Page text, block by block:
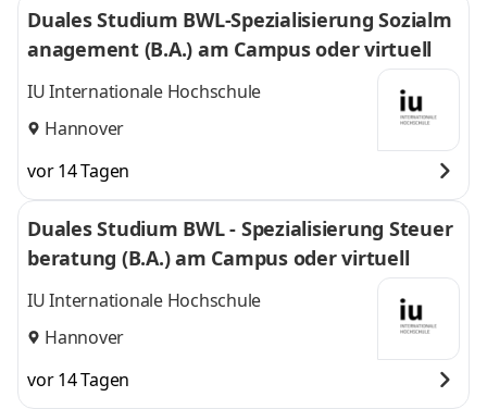
Duales Studium BWL-Spezialisierung Sozialm
anagement (B.A.) am Campus oder virtuell
IU Internationale Hochschule
Hannover
vor 14 Tagen
Duales Studium BWL - Spezialisierung Steuer
beratung (B.A.) am Campus oder virtuell
IU Internationale Hochschule
Hannover
vor 14 Tagen